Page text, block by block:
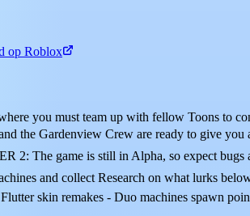
op Roblox
you must team up with fellow Toons to
the Gardenview Crew are ready to give
2: The game is still in Alpha, so expect
and collect Research on what lurks
skin remakes - Duo machines spawn